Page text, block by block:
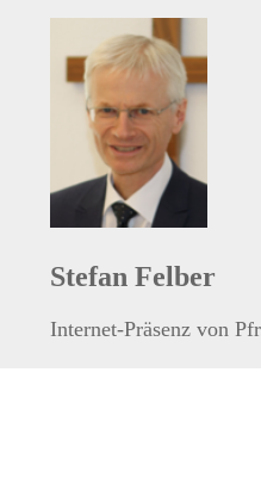
Stefan Felber
Internet-Präsenz von